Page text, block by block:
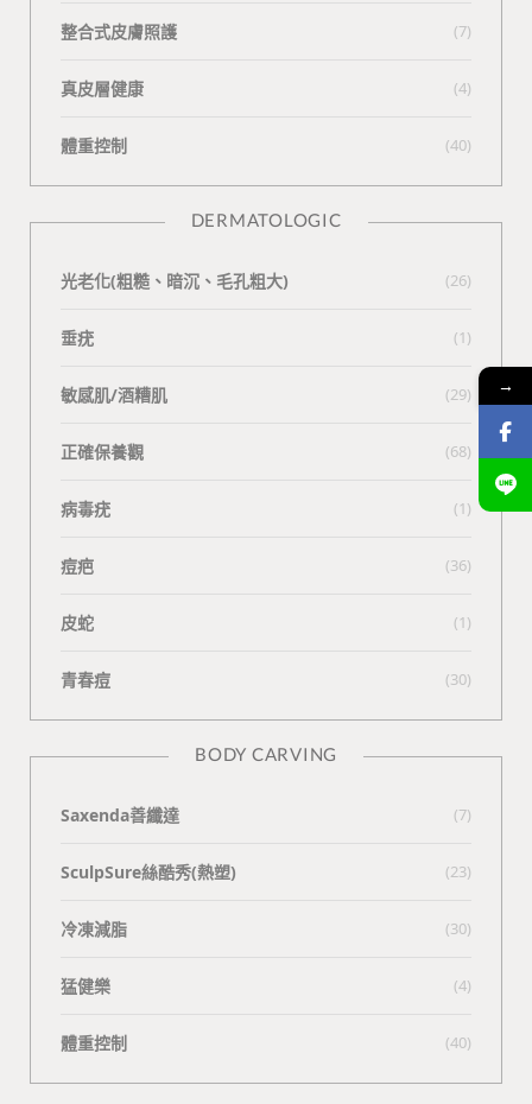
整合式皮膚照護 (7)
真皮層健康 (4)
體重控制 (40)
DERMATOLOGIC
光老化(粗糙、暗沉、毛孔粗大) (26)
垂疣 (1)
敏感肌/酒糟肌 (29)
正確保養觀 (68)
病毒疣 (1)
痘疤 (36)
皮蛇 (1)
青春痘 (30)
BODY CARVING
Saxenda善纖達 (7)
SculpSure絲酷秀(熱塑) (23)
冷凍減脂 (30)
猛健樂 (4)
體重控制 (40)
→